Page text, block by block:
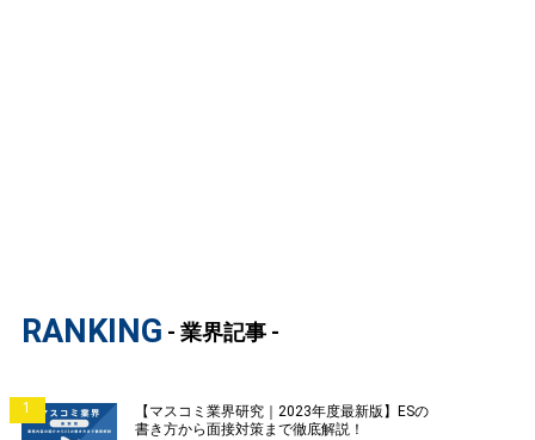
RANKING - 業界記事 -
1
【マスコミ業界研究｜2023年度最新版】ESの
書き方から面接対策まで徹底解説！